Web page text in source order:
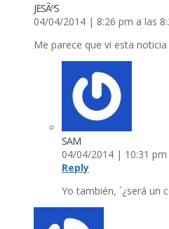
JESÃºS
04/04/2014 | 8:26 pm a las
Me parece que vi esta
SAM
04/04/2014 | 10:31
Reply
Yo también, `¿será un